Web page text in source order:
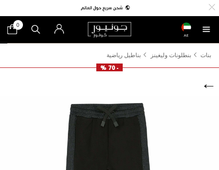
AE
0
بنات بنطلونات وليغينز
بناطيل رياضية
- 70 %